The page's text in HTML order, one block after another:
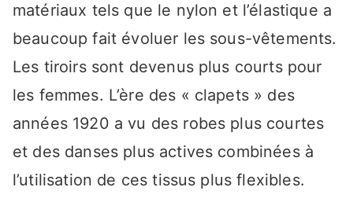
matériaux tels que le nylon et l’élastique a
beaucoup fait évoluer les sous-vêtements.
Les tiroirs sont devenus plus courts pour
les femmes. L’ère des « clapets » des
années 1920 a vu des robes plus courtes
et des danses plus actives combinées à
l’utilisation de ces tissus plus flexibles.